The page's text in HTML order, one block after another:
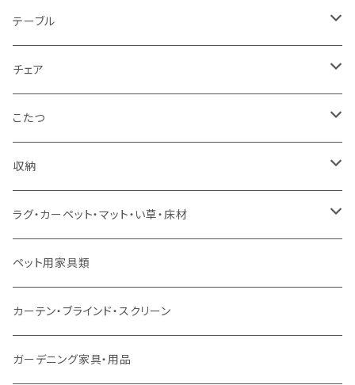
1人掛け
カウチソファ
コーナーソファ
ソファセット
スツール・オットマン
ソファ付属品
クッション・座椅子
セミダブルサイズ（フレームのみ）
ダブルサイズ（フレームのみ）
ワイドダブルサイズ以上（フレームのみ）
シングルサイズ以下（マットレス付）
セミダブルサイズ（マットレス付）
ダブルサイズ（マットレス付）
ダブルサイズ以上（マットレス付）
ロフトベッド
ダイニング3点セット以下
ダイニング4点セット
ダイニング5点・6点セット
ダイニング7点セット以上
テーブル
センターテーブル
ダイニングテーブル
カウンターテーブル
リフティングテーブル
サイドテーブル・コーヒーテーブル
デスク
チェア
ダイニングチェア
カウンターチェア
キッズチェア
オフィスチェア・ゲーミングチェア
ダイニングベンチ・スツール
こたつ
こたつテーブル
こたつ布団
コタツ・布団セット
収納
本棚・シェルフ
食器棚・収納庫
レンジ台・カウンター
ラック
ラグ・カーペット・マット・い草・床材
マット・フロアタイル
ラグ
カーペット
ペット用家具類
カーテン・ブラインド・スクリーン
ガーデニング家具・用品